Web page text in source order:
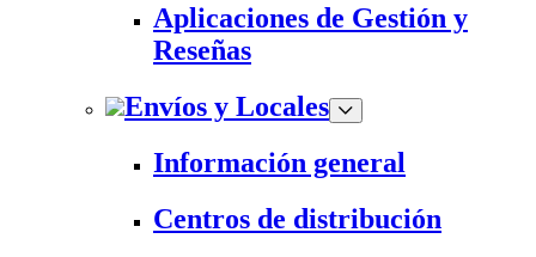
Aplicaciones de Gestión y
Reseñas
Envíos y Locales
Información general
Centros de distribución